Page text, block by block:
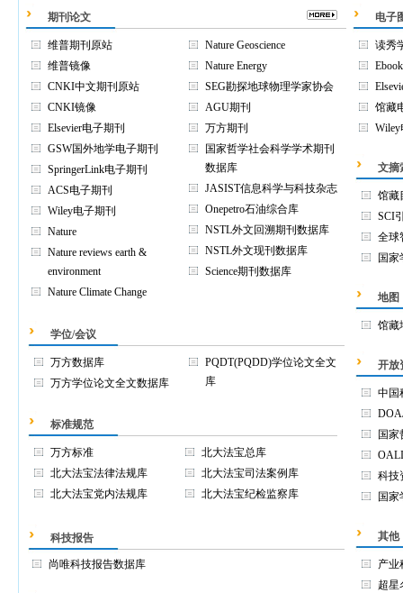
期刊论文
维普期刊原站
维普镜像
CNKI中文期刊原站
CNKI镜像
Elsevier电子期刊
GSW国外地学电子期刊
SpringerLink电子期刊
ACS电子期刊
Wiley电子期刊
Nature
Nature reviews earth &
environment
Nature Climate Change
Nature Geoscience
Nature Energy
SEG勘探地球物理学家协会
AGU期刊
万方期刊
国家哲学社会科学学术期刊
数据库
JASIST信息科学与科技杂志
Onepetro石油综合库
NSTL外文回溯期刊数据库
NSTL外文现刊数据库
Science期刊数据库
学位/会议
万方数据库
万方学位论文全文数据库
PQDT(PQDD)学位论文全文
库
标准规范
万方标准
北大法宝法律法规库
北大法宝党内法规库
北大法宝总库
北大法宝司法案例库
北大法宝纪检监察库
科技报告
尚唯科技报告数据库
电子
读秀
馆藏
文摘
馆藏
SCI
全球
国家
地图
馆藏
开放
中国
国
科技
国家
其他
产业
超星